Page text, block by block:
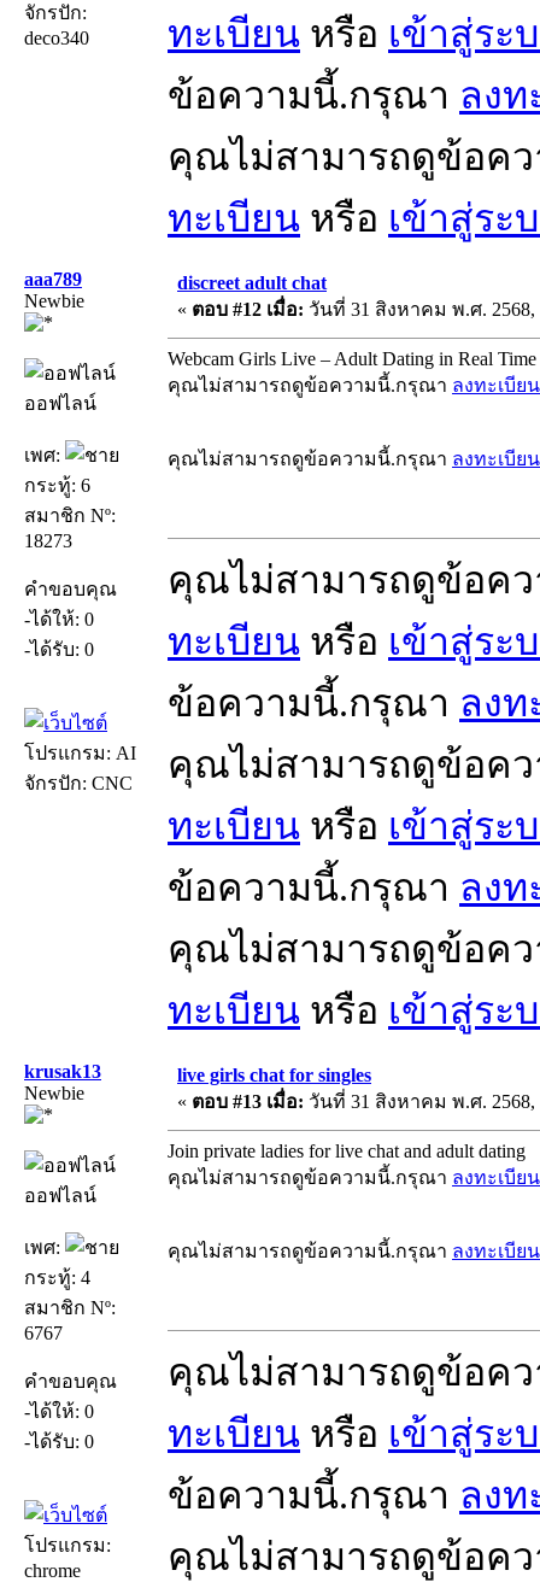
จักรปัก:
deco340
ทะเบียน หรือ เข้าสู่ระ
ข้อความนี้.กรุณา ลงท
คุณไม่สามารถดูข้อค
ทะเบียน หรือ เข้าสู่ระ
aaa789
Newbie
ออฟไลน์
เพศ:
กระทู้: 6
สมาชิก Nº:
18273
คำขอบคุณ
-ได้ให้: 0
-ได้รับ: 0
โปรแกรม: AI
จักรปัก: CNC
discreet adult chat
« ตอบ #12 เมื่อ: วันที่ 31 สิงหาคม พ.ศ. 2568,
Webcam Girls Live – Adult Dating in Real Time
คุณไม่สามารถดูข้อความนี้.กรุณา ลงทะเบียน
คุณไม่สามารถดูข้อความนี้.กรุณา ลงทะเบียน
คุณไม่สามารถดูข้อค
ทะเบียน หรือ เข้าสู่ระ
ข้อความนี้.กรุณา ลงท
คุณไม่สามารถดูข้อค
ทะเบียน หรือ เข้าสู่ระ
ข้อความนี้.กรุณา ลงท
คุณไม่สามารถดูข้อค
ทะเบียน หรือ เข้าสู่ระ
krusak13
Newbie
ออฟไลน์
เพศ:
กระทู้: 4
สมาชิก Nº:
6767
คำขอบคุณ
-ได้ให้: 0
-ได้รับ: 0
โปรแกรม:
chrome
live girls chat for singles
« ตอบ #13 เมื่อ: วันที่ 31 สิงหาคม พ.ศ. 2568,
Join private ladies for live chat and adult dating
คุณไม่สามารถดูข้อความนี้.กรุณา ลงทะเบียน
คุณไม่สามารถดูข้อความนี้.กรุณา ลงทะเบียน
คุณไม่สามารถดูข้อค
ทะเบียน หรือ เข้าสู่ระ
ข้อความนี้.กรุณา ลงท
คุณไม่สามารถดูข้อค